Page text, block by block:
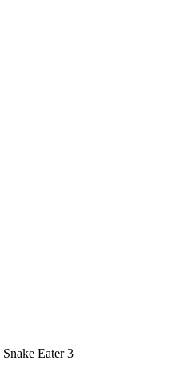
Snake Eater 3